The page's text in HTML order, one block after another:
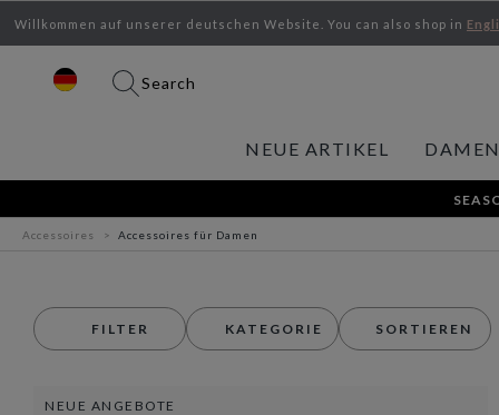
Willkommen auf unserer deutschen Website. You can also shop in
Search
NEUE ARTIKEL
Accessoires Accessoires für Damen
FILTER KATEGORIE SORTIEREN
NEUE ANGEBOTE